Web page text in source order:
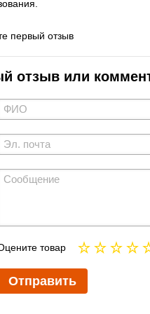
первый отзыв
отзыв или
товар
Отправить